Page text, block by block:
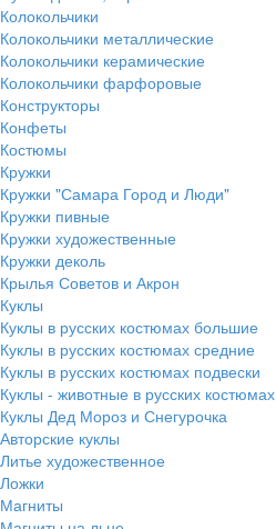
Колокольчики
Колокольчики металлические
Колокольчики керамические
Колокольчики фарфоровые
Конструкторы
Конфеты
Костюмы
Кружки
Кружки "Самара Город и Люди"
Кружки пивные
Кружки художественные
Кружки деколь
Крылья Советов и Акрон
Куклы
Куклы в русских костюмах большие
Куклы в русских костюмах средние
Куклы в русских костюмах подвески
Куклы - животные в русских костюмах
Куклы Дед Мороз и Снегурочка
Авторские куклы
Литье художественное
Ложки
Магниты